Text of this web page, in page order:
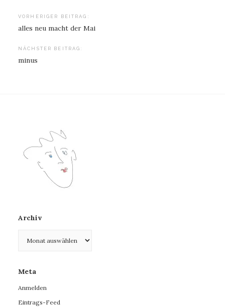
Beitragsnavigation
VORHERIGER BEITRAG:
alles neu macht der Mai
NÄCHSTER BEITRAG:
minus
Archiv
Meta
Anmelden
Eintrags-Feed